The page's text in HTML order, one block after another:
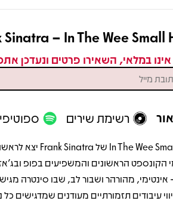
Sinatra – In The Wee Small
במלאי, השאירו פרטים ונעדכן
רשימת שירים
הקונספט הראשונים והמשפיעים בפופ ובג'אז
מהורהר ושבור לב, שבו סינטרה
עיבודים תזמורתיים מעודנים שמדגישים